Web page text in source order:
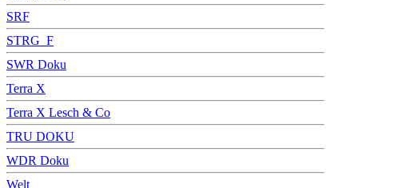
SRF
STRG_F
SWR Doku
Terra X
Terra X Lesch & Co
TRU DOKU
WDR Doku
Welt